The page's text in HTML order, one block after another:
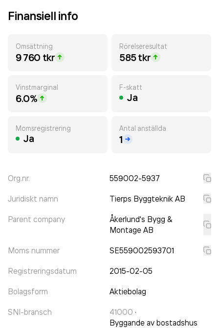
Finansiell info
Omsättning
9 760 tkr
Rörelseresultat
585 tkr
Vinstmarginal
6.0%
F-skatt
Ja
Momsregistrering
Ja
Antal anställda
1
Org.nr. 559002-5937
Juridiskt namn Tierps Byggteknik AB
Parent company
Åkerlund's Bygg &
Montage AB
Moms nummer SE559002593701
Registreringsdatum 2015-02-05
Bolagsform Aktiebolag
SNI-bransch 41000 ·
Byggande av bostadshus